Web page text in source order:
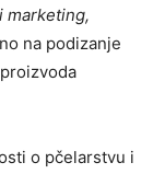
marketing,
na podizanje
o pčelarstvu i